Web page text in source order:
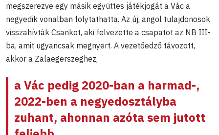
megszerezve egy másik együttes játékjogát a Vác a
negyedik vonalban folytathatta. Az új, angol tulajdonosok
visszahívták Csankot, aki felvezette a csapatot az NB III-
ba, amit ugyancsak megnyert. A vezetőedző távozott,
akkor a Zalaegerszeghez,
a Vác pedig 2020-ban a harmad-,
2022-ben a negyedosztályba
zuhant, ahonnan azóta sem jutott